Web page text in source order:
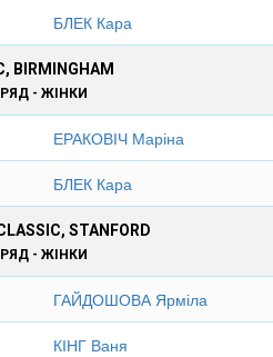
БЛЕК Кара
BIRMINGHAM
- ЖІНКИ
ЕРАКОВІЧ Маріна
БЛЕК Кара
STANFORD
- ЖІНКИ
ГАЙДОШОВА Ярміла
КІНГ Ваня